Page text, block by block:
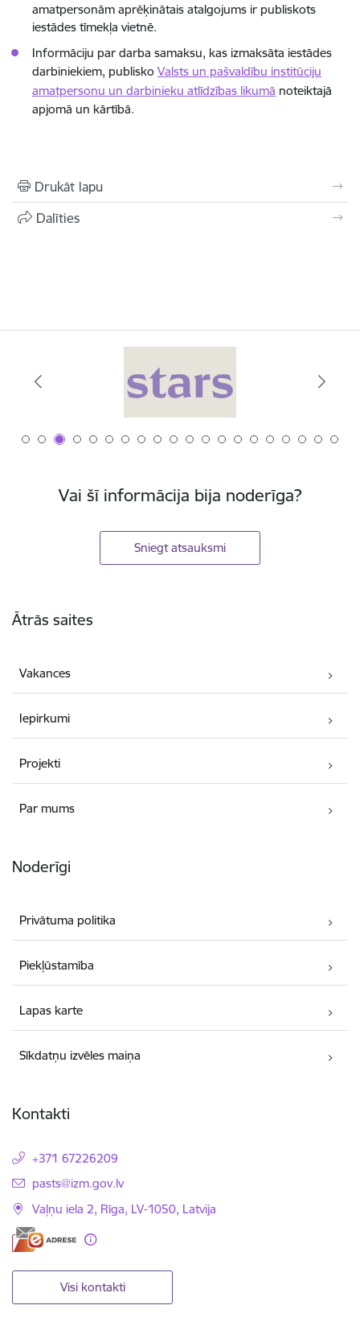
amatpersonām aprēķinātais atalgojums ir publiskots
iestādes tīmekļa vietnē.
Informāciju par darba samaksu, kas izmaksāta iestādes
darbiniekiem, publisko Valsts un pašvaldību institūciju
amatpersonu un darbinieku atlīdzības likumā noteiktajā
apjomā un kārtībā.
Drukāt lapu
Dalīties
Vai šī informācija bija noderīga?
Sniegt atsauksmi
Ātrās saites
Vakances
Iepirkumi
Projekti
Par mums
Noderīgi
Privātuma politika
Piekļūstamība
Lapas karte
Sīkdatņu izvēles maiņa
Kontakti
+371 67226209
E-pasts:
pasts@izm.gov.lv
Vaļņu iela 2, Rīga, LV-1050, Latvija
Visi kontakti